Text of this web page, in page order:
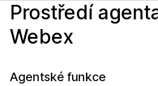
Prostředí
Webex
Agentské funkce